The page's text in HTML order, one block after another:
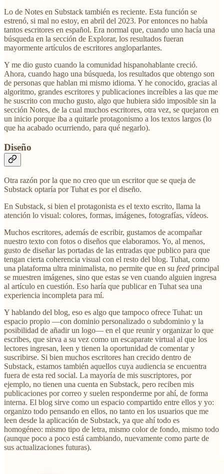
Lo de Notes en Substack también es reciente. Esta función se
estrenó, si mal no estoy, en abril del 2023. Por entonces no había
tantos escritores en español. Era normal que, cuando uno hacía una
búsqueda en la sección de Explorar, los resultados fueran
mayormente artículos de escritores angloparlantes.
Y me dio gusto cuando la comunidad hispanohablante creció.
Ahora, cuando hago una búsqueda, los resultados que obtengo son
de personas que hablan mi mismo idioma. Y he conocido, gracias al
algoritmo, grandes escritores y publicaciones increíbles a las que me
he suscrito con mucho gusto, algo que hubiera sido imposible sin la
sección Notes, de la cual muchos escritores, otra vez, se quejaron en
un inicio porque iba a quitarle protagonismo a los textos largos (lo
que ha acabado ocurriendo, para qué negarlo).
Diseño
Otra razón por la que no creo que un escritor que se queja de
Substack optaría por Tuhat es por el diseño.
En Substack, si bien el protagonista es el texto escrito, llama la
atención lo visual: colores, formas, imágenes, fotografías, vídeos.
Muchos escritores, además de escribir, gustamos de acompañar
nuestro texto con fotos o diseños que elaboramos. Yo, al menos,
gusto de diseñar las portadas de las entradas que publico para que
tengan cierta coherencia visual con el resto del blog. Tuhat, como
una plataforma ultra minimalista, no permite que en su feed principal
se muestren imágenes, sino que estas se ven cuando alguien ingresa
al artículo en cuestión. Eso haría que publicar en Tuhat sea una
experiencia incompleta para mí.
Y hablando del blog, eso es algo que tampoco ofrece Tuhat: un
espacio propio —con dominio personalizado o subdominio y la
posibilidad de añadir un logo— en el que reunir y organizar lo que
escribes, que sirva a su vez como un escaparate virtual al que los
lectores ingresan, leen y tienen la oportunidad de comentar y
suscribirse. Si bien muchos escritores han crecido dentro de
Substack, estamos también aquellos cuya audiencia se encuentra
fuera de esta red social. La mayoría de mis suscriptores, por
ejemplo, no tienen una cuenta en Substack, pero reciben mis
publicaciones por correo y suelen responderme por ahí, de forma
interna. El blog sirve como un espacio compartido entre ellos y yo:
organizo todo pensando en ellos, no tanto en los usuarios que me
leen desde la aplicación de Substack, ya que ahí todo es
homogéneo: mismo tipo de letra, mismo color de fondo, mismo todo
(aunque poco a poco está cambiando, nuevamente como parte de
sus actualizaciones futuras).